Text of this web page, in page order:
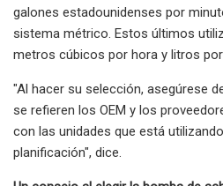
galones estadounidenses por
sistema métrico. Estos últimos
metros cúbicos por hora y litros
"Al hacer su selección, asegúrese
se refieren los OEM y los
con las unidades que está
planificación", dice.